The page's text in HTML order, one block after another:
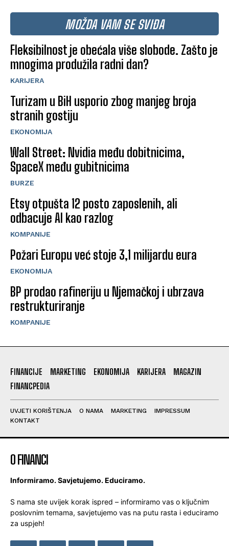
MOŽDA VAM SE SVIĐA
Fleksibilnost je obećala više slobode. Zašto je
mnogima produžila radni dan?
KARIJERA
Turizam u BiH usporio zbog manjeg broja
stranih gostiju
EKONOMIJA
Wall Street: Nvidia među dobitnicima,
SpaceX među gubitnicima
BURZE
Etsy otpušta 12 posto zaposlenih, ali
odbacuje AI kao razlog
KOMPANIJE
Požari Europu već stoje 3,1 milijardu eura
EKONOMIJA
BP prodao rafineriju u Njemačkoj i ubrzava
restrukturiranje
KOMPANIJE
FINANCIJE MARKETING EKONOMIJA KARIJERA
MAGAZIN
FINANCPEDIA
UVJETI KORIŠTENJA O NAMA MARKETING
IMPRESSUM
KONTAKT
O FINANCI
Informiramo. Savjetujemo. Educiramo.
S nama ste uvijek korak ispred – informiramo vas o ključnim
poslovnim temama, savjetujemo vas na putu rasta i educiramo
za uspjeh!